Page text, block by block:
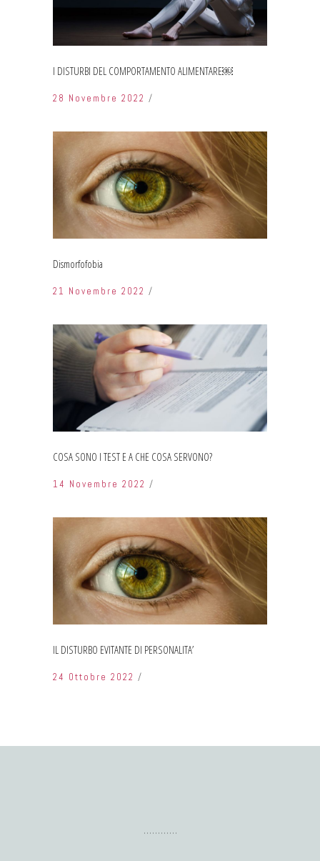
I DISTURBI DEL COMPORTAMENTO ALIMENTARE￼
28 Novembre 2022
Dismorfofobia
21 Novembre 2022
COSA SONO I TEST E A CHE COSA SERVONO?
14 Novembre 2022
IL DISTURBO EVITANTE DI PERSONALITA’
24 Ottobre 2022